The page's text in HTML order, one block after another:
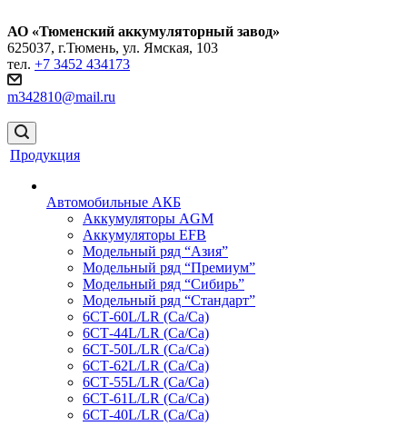
АО «Тюменский аккумуляторный завод»
625037, г.Тюмень, ул. Ямская, 103
тел. +7 3452 434173
m342810@mail.ru
Продукция
Автомобильные АКБ
Аккумуляторы AGM
Аккумуляторы EFB
Модельный ряд “Азия”
Модельный ряд “Премиум”
Модельный ряд “Сибирь”
Модельный ряд “Стандарт”
6СТ-60L/LR (Ca/Ca)
6СТ-44L/LR (Са/Са)
6СТ-50L/LR (Ca/Ca)
6СТ-62L/LR (Ca/Ca)
6СТ-55L/LR (Ca/Ca)
6СТ-61L/LR (Ca/Ca)
6СТ-40L/LR (Ca/Ca)